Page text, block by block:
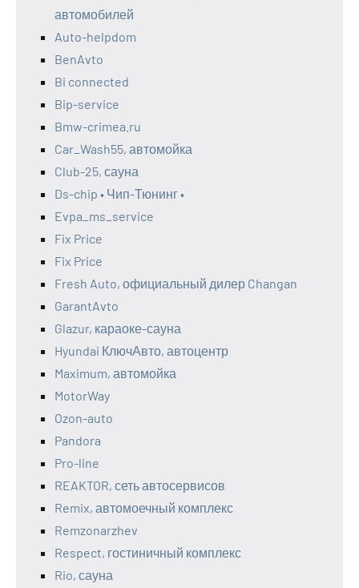
автомобилей
Auto-helpdom
BenAvto
Bi connected
Bip-service
Bmw-crimea.ru
Car_Wash55, автомойка
Club-25, сауна
Ds-chip • Чип-Тюнинг •
Evpa_ms_service
Fix Price
Fix Price
Fresh Auto, официальный дилер Changan
GarantAvto
Glazur, караоке-сауна
Hyundai КлючАвто, автоцентр
Maximum, автомойка
MotorWay
Ozon-auto
Pandora
Pro-line
REAKTOR, сеть автосервисов
Remix, автомоечный комплекс
Remzonarzhev
Respect, гостиничный комплекс
Rio, сауна